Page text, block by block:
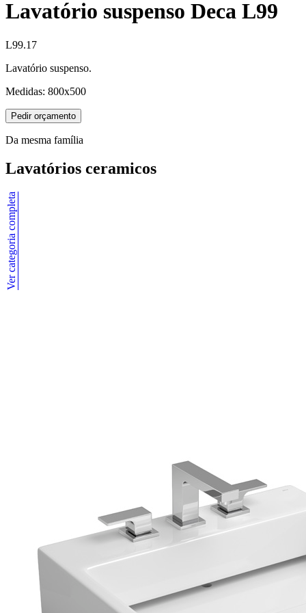
Lavatório suspenso Deca L99
L99.17
Lavatório suspenso.
Medidas: 800x500
Pedir orçamento
Da mesma família
Lavatórios ceramicos
Ver categoria completa